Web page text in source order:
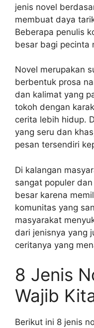
jenis novel
membuat daya
Beberapa penulis
besar bagi pecinta
Novel merupakan
berbentuk prosa
dan kalimat yang
tokoh dengan
cerita lebih hidup.
yang seru dan
pesan tersendiri
Di kalangan
sangat populer
besar karena
komunitas yang
masyarakat
dari jenisnya yang
ceritanya yang
8 Jenis
Wajib
Berikut ini 8 jenis